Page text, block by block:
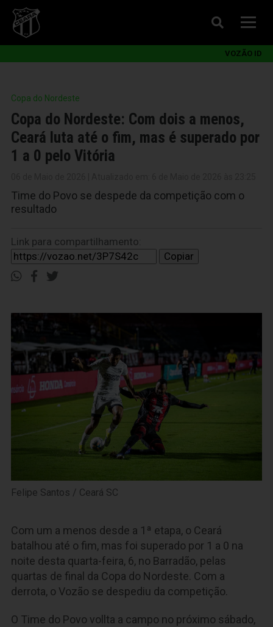
VOZÃO ID
Copa do Nordeste
Copa do Nordeste: Com dois a menos,
Ceará luta até o fim, mas é superado por
1 a 0 pelo Vitória
Time do Povo se despede da competição com o
resultado
Link para compartilhamento:
Copiar
Felipe Santos / Ceará SC
Com um a menos desde a 1ª etapa, o Ceará
batalhou até o fim, mas foi superado por 1 a 0 na
noite desta quarta-feira, 6, no Barradão, pelas
quartas de final da Copa do Nordeste. Com a
derrota, o Vozão se despediu da competição.
O Time do Povo vollta a campo no próximo sábado,